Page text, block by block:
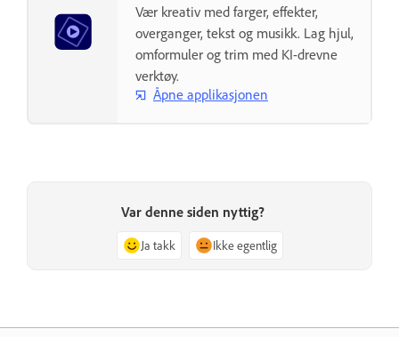
Vær kreativ med farger, effekter,
overganger, tekst og musikk. Lag hjul,
omformuler og trim med KI-drevne
verktøy.
Åpne applikasjonen
Var denne siden nyttig?
Ja takk Ikke egentlig